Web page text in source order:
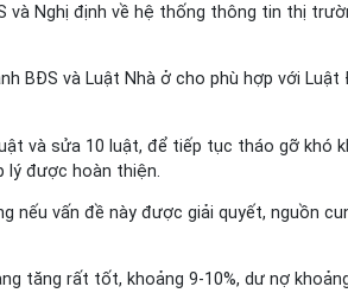
Nghị định về hệ thống thông tin thị
BĐS và Luật Nhà ở cho phù hợp với
và sửa 10 luật, để tiếp tục tháo gỡ khó
lý được hoàn thiện.
nếu vấn đề này được giải quyết,
tăng rất tốt, khoảng 9-10%, dư nợ